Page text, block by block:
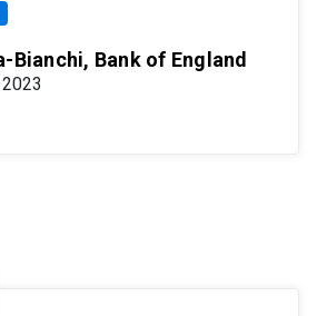
Bianchi, Bank of England